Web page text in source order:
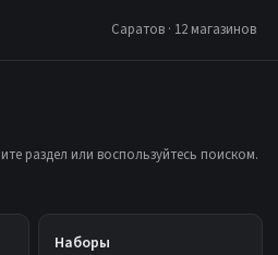
Саратов · 12 магазинов
раздел или воспользуйтесь поиском.
Наборы